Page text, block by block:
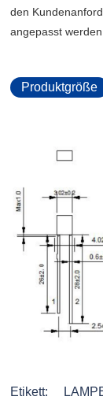
den
angepasst werden.
Produktgröße
Etikett: